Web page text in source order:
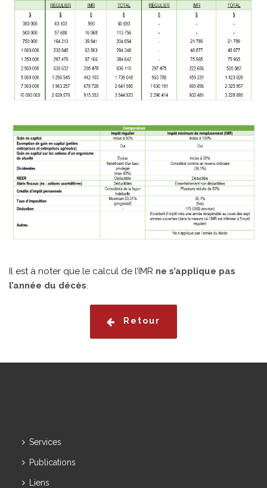
Il est à noter que le calcul de l’IMR ne s’applique pas
l’année du décès.
Retour
Services
Publications
Liens